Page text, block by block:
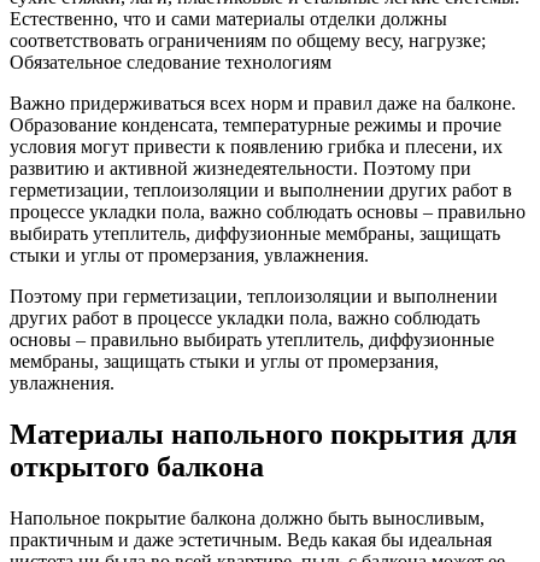
Естественно, что и сами материалы отделки должны
соответствовать ограничениям по общему весу, нагрузке;
Обязательное следование технологиям
Важно придерживаться всех норм и правил даже на балконе.
Образование конденсата, температурные режимы и прочие
условия могут привести к появлению грибка и плесени, их
развитию и активной жизнедеятельности. Поэтому при
герметизации, теплоизоляции и выполнении других работ в
процессе укладки пола, важно соблюдать основы – правильно
выбирать утеплитель, диффузионные мембраны, защищать
стыки и углы от промерзания, увлажнения.
Поэтому при герметизации, теплоизоляции и выполнении
других работ в процессе укладки пола, важно соблюдать
основы – правильно выбирать утеплитель, диффузионные
мембраны, защищать стыки и углы от промерзания,
увлажнения.
Материалы напольного покрытия для
открытого балкона
Напольное покрытие балкона должно быть выносливым,
практичным и даже эстетичным. Ведь какая бы идеальная